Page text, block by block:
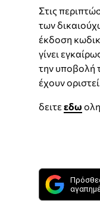
Στις
των
έκδοση
γίνει
την υποβολή
έχουν
δειτεεδω